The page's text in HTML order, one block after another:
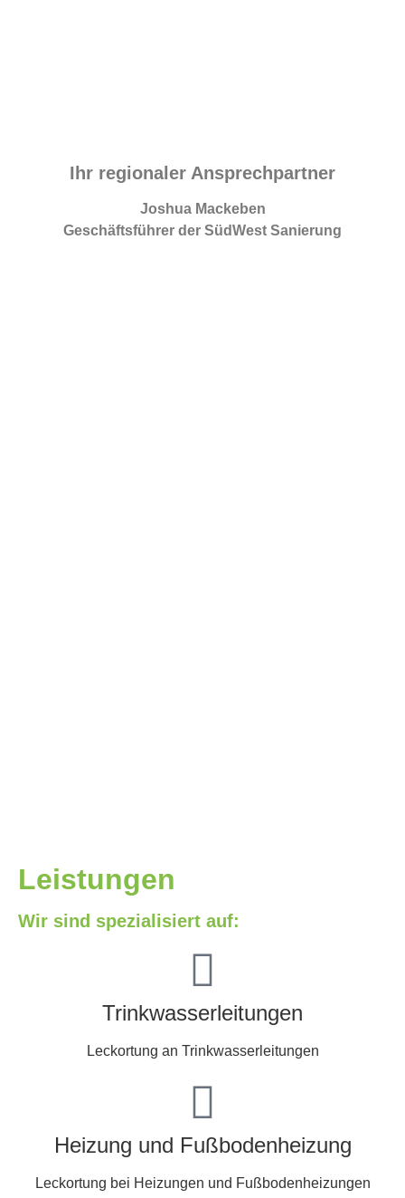
Ihr regionaler Ansprechpartner
Joshua Mackeben
Geschäftsführer der SüdWest Sanierung
Leistungen
Wir sind spezialisiert auf:
Trinkwasserleitungen
Leckortung an Trinkwasserleitungen
Heizung und Fußbodenheizung
Leckortung bei Heizungen und Fußbodenheizungen